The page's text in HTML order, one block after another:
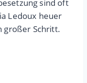
sind oft
Ledoux heuer
großer Schritt.